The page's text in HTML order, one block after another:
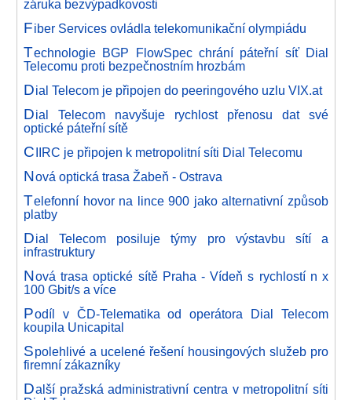
záruka bezvýpadkovosti
Fiber Services ovládla telekomunikační olympiádu
Technologie BGP FlowSpec chrání páteřní síť Dial
Telecomu proti bezpečnostním hrozbám
Dial Telecom je připojen do peeringového uzlu VIX.at
Dial Telecom navyšuje rychlost přenosu dat své
optické páteřní sítě
CIIRC je připojen k metropolitní síti Dial Telecomu
Nová optická trasa Žabeň - Ostrava
Telefonní hovor na lince 900 jako alternativní způsob
platby
Dial Telecom posiluje týmy pro výstavbu sítí a
infrastruktury
Nová trasa optické sítě Praha - Vídeň s rychlostí n x
100 Gbit/s a více
Podíl v ČD-Telematika od operátora Dial Telecom
koupila Unicapital
Spolehlivé a ucelené řešení housingových služeb pro
firemní zákazníky
Další pražská administrativní centra v metropolitní síti